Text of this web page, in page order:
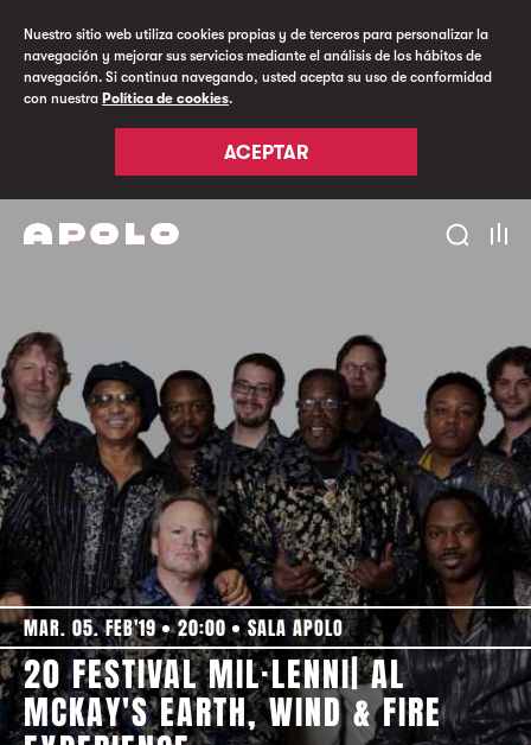
Nuestro sitio web utiliza cookies propias y de terceros para personalizar la
navegación y mejorar sus servicios mediante el análisis de los hábitos de
navegación. Si continua navegando, usted acepta su uso de conformidad
con nuestra Política de cookies.
ACEPTAR
MAR. 05. FEB'19 20:00 SALA APOLO
20 FESTIVAL MIL·LENNI| AL
MCKAY'S EARTH, WIND & FIRE